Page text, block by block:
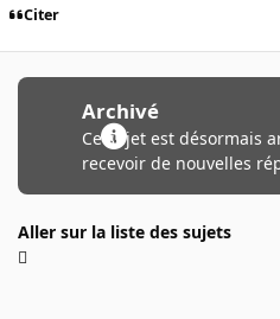
Citer
Archivé
Ce sujet est désormais
recevoir de nouvelles
Aller sur la liste des sujets